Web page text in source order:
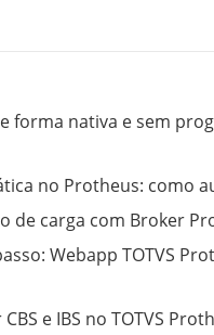
forma nativa e sem
no Protheus: como
de carga com Broker
Webapp TOTVS
e IBS no TOTVS